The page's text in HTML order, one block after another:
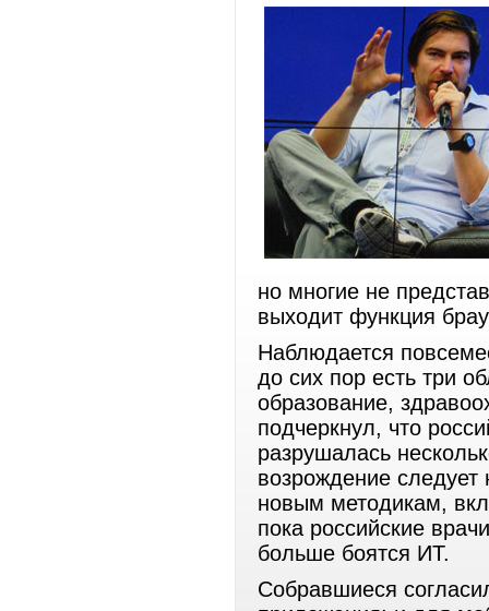
но многие не
выходит функция
Наблюдается
до сих пор есть три
образование,
подчеркнул, что
разрушалась
возрождение следует
новым методикам,
пока российские
больше боятся ИТ.
Собравшиеся